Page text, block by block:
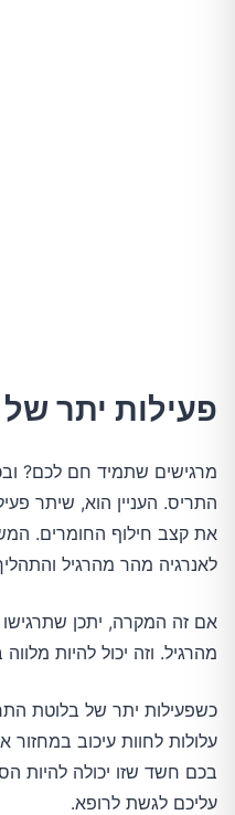
פעילות יתר
מרגישים שתמיד חם לכם?
התריס. העניין הוא, שיתר
את קצב חילוף החומרים.
לאנרגיה מהר מהרגיל
אם זה המקרה, יתכן שתרגישו
מהרגיל. וזה יכול להיות
כשפעילות יתר של בלוטת
עלולות לחוות עיכוב
בכם חשד שזו יכולה להיות
עליכם לגשת לרופא.